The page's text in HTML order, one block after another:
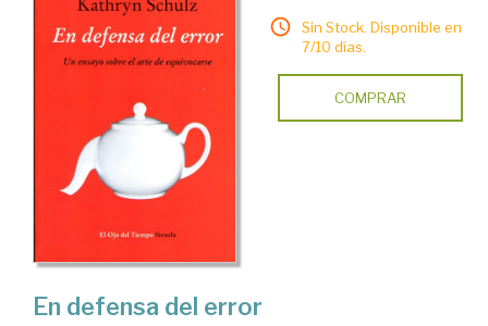
Sin Stock. Disponible en
7/10 días.
COMPRAR
En defensa del error